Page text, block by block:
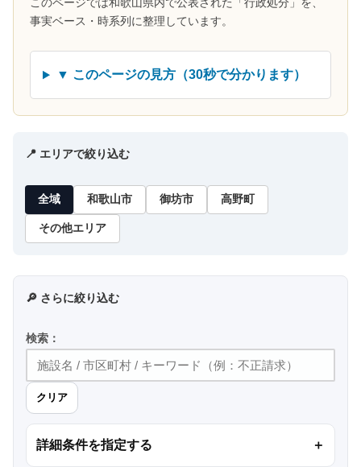
事実ベース・時系列に整理しています。
▼ このページの見方（30秒で分かります）
📍 エリアで絞り込む
全域 和歌山市 御坊市 高野町
その他エリア
🔎 さらに絞り込む
検索：
クリア
詳細条件を指定する ＋